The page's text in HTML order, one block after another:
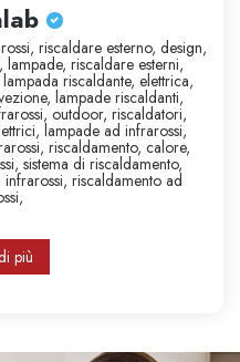
riscaldare esterno, design,
lampade, riscaldare esterni,
lampada riscaldante, elettrica,
lampade riscaldanti,
outdoor, riscaldatori,
lampade ad infrarossi,
riscaldamento, calore,
sistema di riscaldamento,
riscaldamento ad
più